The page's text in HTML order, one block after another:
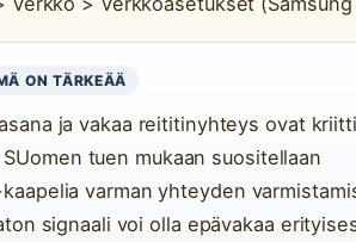
ON TÄRKEÄÄ
ja vakaa reititinyhteys ovat
SUomen tuen mukaan suositellaan
varman yhteyden
signaali voi olla epävakaa